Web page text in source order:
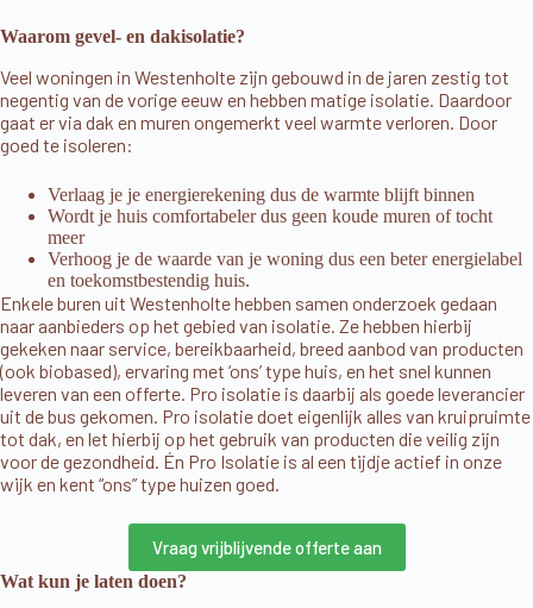
Waarom gevel- en dakisolatie?
Veel woningen in Westenholte zijn gebouwd in de jaren zestig tot
negentig van de vorige eeuw en hebben matige isolatie. Daardoor
gaat er via dak en muren ongemerkt veel warmte verloren. Door
goed te isoleren:
Verlaag je je energierekening dus de warmte blijft binnen
Wordt je huis comfortabeler dus geen koude muren of tocht
meer
Verhoog je de waarde van je woning dus een beter energielabel
en toekomstbestendig huis.
Enkele buren uit Westenholte hebben samen onderzoek gedaan
naar aanbieders op het gebied van isolatie. Ze hebben hierbij
gekeken naar service, bereikbaarheid, breed aanbod van producten
(ook biobased), ervaring met ‘ons’ type huis, en het snel kunnen
leveren van een offerte. Pro isolatie is daarbij als goede leverancier
uit de bus gekomen. Pro isolatie doet eigenlijk alles van kruipruimte
tot dak, en let hierbij op het gebruik van producten die veilig zijn
voor de gezondheid. Én Pro Isolatie is al een tijdje actief in onze
wijk en kent “ons” type huizen goed.
Vraag vrijblijvende offerte aan
Wat kun je laten doen?